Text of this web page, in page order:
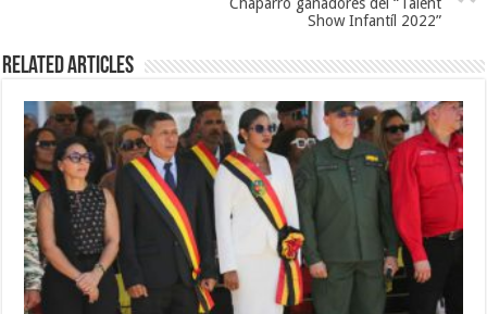
Show Infantíl 2022”
Related Articles